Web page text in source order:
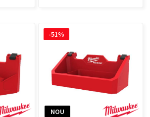
NOU
-51%